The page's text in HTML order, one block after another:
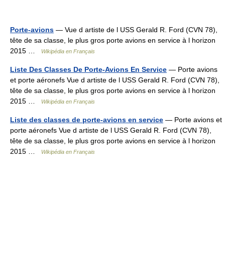
Porte-avions — Vue d artiste de l USS Gerald R. Ford (CVN 78),
tête de sa classe, le plus gros porte avions en service à l horizon
2015 …
Wikipédia en Français
Liste Des Classes De Porte-Avions En Service — Porte avions
et porte aéronefs Vue d artiste de l USS Gerald R. Ford (CVN 78),
tête de sa classe, le plus gros porte avions en service à l horizon
2015 …
Wikipédia en Français
Liste des classes de porte-avions en service — Porte avions et
porte aéronefs Vue d artiste de l USS Gerald R. Ford (CVN 78),
tête de sa classe, le plus gros porte avions en service à l horizon
2015 …
Wikipédia en Français